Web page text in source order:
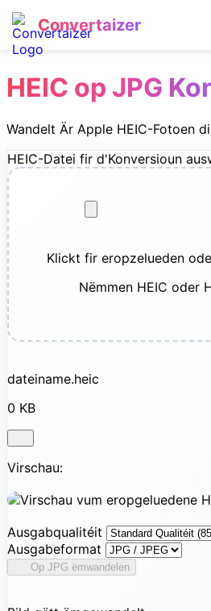
Convertaizer
HEIC op JPG
Wandelt Är Apple HEIC-Fotoen
HEIC-Datei fir d'Konversioun
Klickt fir eropzelueden
Nëmmen HEIC oder
dateiname.heic
0 KB
Virschau:
Ausgabqualitéit
Ausgabeformat
Op JPG ëmwandelen